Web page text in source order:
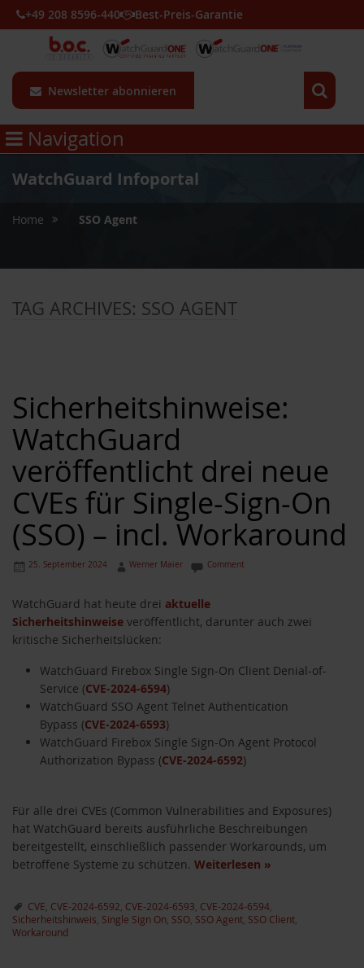
Newsletter abonnieren
+49 208 8596-440 Best-Preis-Garantie
Navigation
WatchGuard Infoportal
Home SSO Agent
TAG ARCHIVES: SSO AGENT
Sicherheitshinweise:
WatchGuard
veröffentlicht drei neue
CVEs für Single-Sign-On
(SSO) – incl. Workaround
25. September 2024 Werner Maier Comment
WatchGuard hat heute drei aktuelle
Sicherheitshinweise veröffentlicht, darunter auch zwei
kritische Sicherheitslücken:
WatchGuard Firebox Single Sign-On Client Denial-of-
Service (CVE-2024-6594)
WatchGuard SSO Agent Telnet Authentication
Bypass (CVE-2024-6593)
WatchGuard Firebox Single Sign-On Agent Protocol
Authorization Bypass (CVE-2024-6592)
Für alle drei CVEs (Common Vulnerabilities and Exposures)
hat WatchGuard bereits ausführliche Beschreibungen
bereitgestellt, einschließlich passender Workarounds, um
betroffene Systeme zu schützen. Weiterlesen »
CVE CVE-2024-6592 CVE-2024-6593 CVE-2024-6594
Sicherheitshinweis Single Sign On SSO SSO Agent SSO Client
Workaround